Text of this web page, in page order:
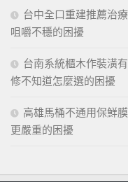
台中全口重建推薦治
咀嚼不穩的困擾
台南系統櫃木作裝潢
修不知道怎麼選的困擾
高雄馬桶不通用保鮮
更嚴重的困擾